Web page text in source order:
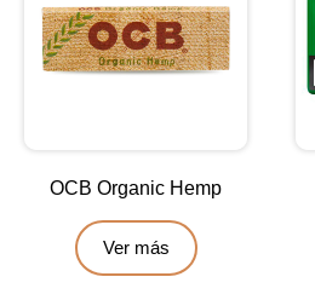
OCB Organic Hemp
Ver más